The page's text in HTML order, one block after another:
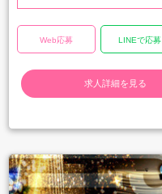
Web応募 LINEで応募
求人詳細を見る